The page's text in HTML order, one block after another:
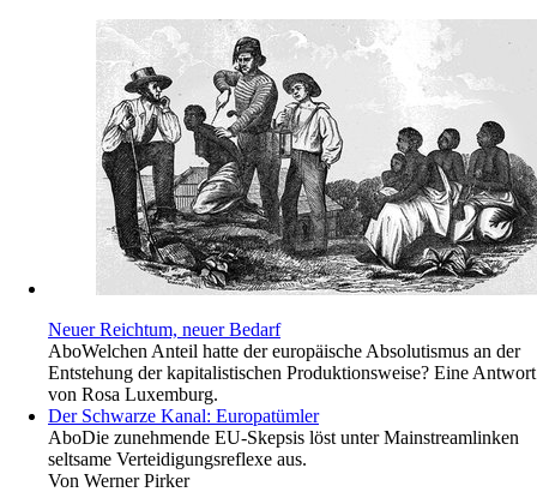
Neuer Reichtum, neuer Bedarf
AboWelchen Anteil hatte der europäische Absolutismus an der
Entstehung der kapitalistischen Produktionsweise? Eine Antwort
von Rosa Luxemburg.
Der Schwarze Kanal: Europatümler
AboDie zunehmende EU-Skepsis löst unter Mainstreamlinken
seltsame Verteidigungsreflexe aus.
Von Werner Pirker